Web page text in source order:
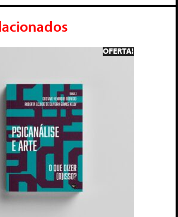
OFERTA!